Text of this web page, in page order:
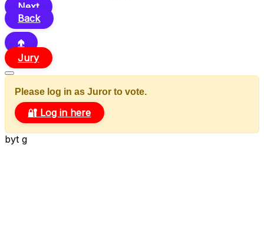
Next
Back
🢁
Jury
Please log in as Juror to vote.
🔐 Log in here
byt g